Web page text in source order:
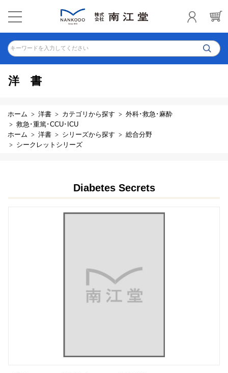
キーワードを入力してください
洋書
ホーム 洋書 カテゴリから探す
外科･救急･麻酔
救急･重篤･CCU･ICU
ホーム
洋書 シリーズから探す
総合分野
シークレットシリーズ
Diabetes Secrets